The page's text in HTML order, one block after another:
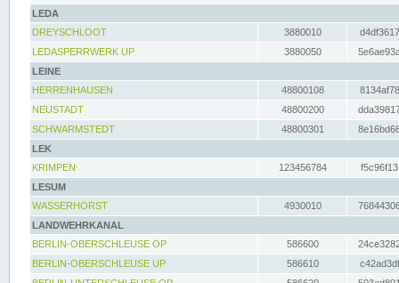
LEDA
DREYSCHLOOT
3880010
LEDASPERRWERK UP
3880050
LEINE
HERRENHAUSEN
48800108
NEUSTADT
48800200
SCHWARMSTEDT
48800301
LEK
KRIMPEN
123456784
LESUM
WASSERHORST
4930010
LANDWEHRKANAL
BERLIN-OBERSCHLEUSE OP
586600
BERLIN-OBERSCHLEUSE UP
586610